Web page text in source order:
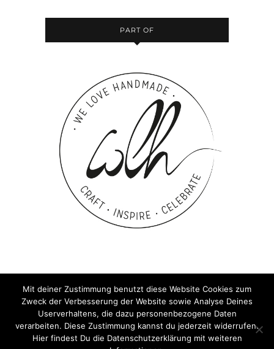
PART OF
Mit deiner Zustimmung benutzt diese Website Cookies zum
Zweck der Verbesserung der Website sowie Analyse Deines
Userverhaltens, die dazu personenbezogene Daten
verarbeiten. Diese Zustimmung kannst du jederzeit widerrufen.
Hier findest Du die Datenschutzerklärung mit weiteren